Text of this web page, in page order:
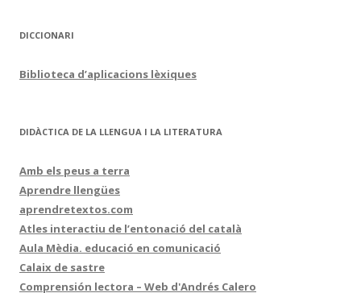
DICCIONARI
Biblioteca d’aplicacions lèxiques
DIDÀCTICA DE LA LLENGUA I LA LITERATURA
Amb els peus a terra
Aprendre llengües
aprendretextos.com
Atles interactiu de l’entonació del català
Aula Mèdia. educació en comunicació
Calaix de sastre
Comprensión lectora – Web d'Andrés Calero